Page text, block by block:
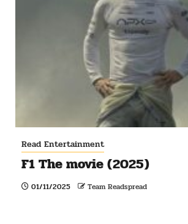
Read Entertainment
F1 The movie (2025)
01/11/2025 Team Readspread